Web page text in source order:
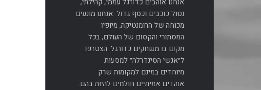
נטול כוכבים וכסף גדול. אנחנו מונעים
מכוחה של הרומנטיקה, מיופיו
המסתורי והקסום של העולם, בכל
מקום בו משחקים כדורגל. הצטרפו
ל״אנשי הסינדרלה״ למסעות
מיוחדים במינם למקומות שרק
אוהדים אמיתיים חולמים להיות בהם.